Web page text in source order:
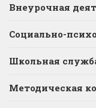
Внеурочная
Социально-
Школьная
Методическая